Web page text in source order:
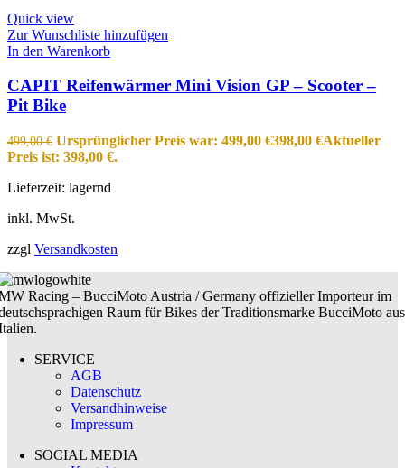
Quick view
Zur Wunschliste hinzufügen
In den Warenkorb
CAPIT Reifenwärmer Mini Vision GP – Scooter –
Pit Bike
499,00€ Ursprünglicher Preis war: 499,00 €398,00 €Aktueller
Preis ist: 398,00 €.
Lieferzeit: lagernd
inkl. MwSt.
zzgl Versandkosten
Racing – BucciMoto Austria / Germany offizieller Importeur im
Raum für Bikes der Traditionsmarke BucciMoto aus
SERVICE
AGB
Datenschutz
Versandhinweise
Impressum
SOCIAL MEDIA